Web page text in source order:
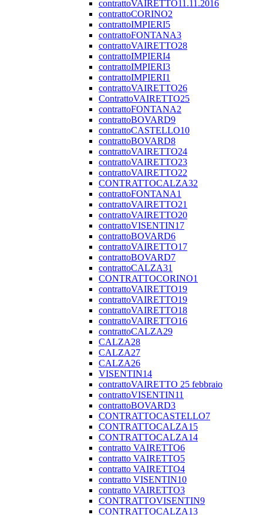
contrattoVAIRETTO11.11.2016
contrattoCORINO2
contrattoIMPIERI5
contrattoFONTANA3
contrattoVAIRETTO28
contrattoIMPIERI4
contrattoIMPIERI3
contrattoIMPIERI1
contrattoVAIRETTO26
ContrattoVAIRETTO25
contrattoFONTANA2
contrattoBOVARD9
contrattoCASTELLO10
contrattoBOVARD8
contrattoVAIRETTO24
contrattoVAIRETTO23
contrattoVAIRETTO22
CONTRATTOCALZA32
contrattoFONTANA1
contrattoVAIRETTO21
contrattoVAIRETTO20
contrattoVISENTIN17
contrattoBOVARD6
contrattoVAIRETTO17
contrattoBOVARD7
contrattoCALZA31
CONTRATTOCORINO1
contrattoVAIRETTO19
contrattoVAIRETTO19
contrattoVAIRETTO18
contrattoVAIRETTO16
contrattoCALZA29
CALZA28
CALZA27
CALZA26
VISENTIN14
contrattoVAIRETTO 25 febbraio
contrattoVISENTIN11
contrattoBOVARD3
CONTRATTOCASTELLO7
CONTRATTOCALZA15
CONTRATTOCALZA14
contratto VAIRETTO6
contratto VAIRETTO5
contratto VAIRETTO4
contratto VISENTIN10
contratto VAIRETTO3
CONTRATTOVISENTIN9
CONTRATTOCALZA13